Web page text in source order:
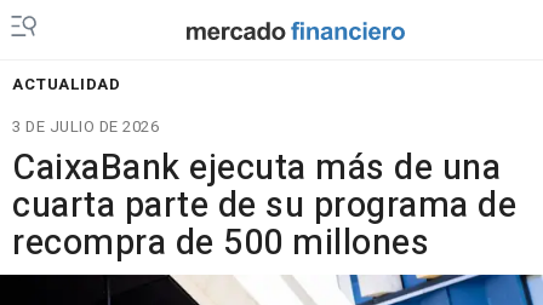
ACTUALIDAD
3 DE JULIO DE 2026
CaixaBank ejecuta más de una
cuarta parte de su programa de
recompra de 500 millones